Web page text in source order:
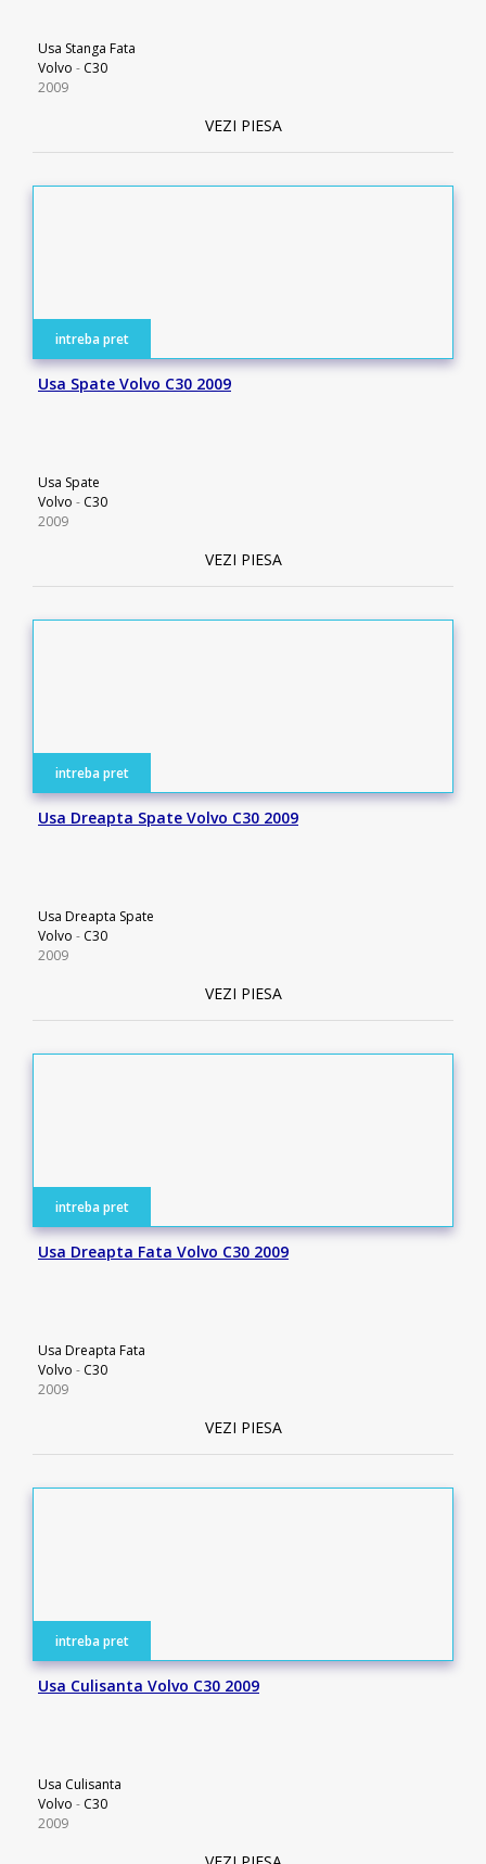
Usa Stanga Fata
Volvo - C30
2009
VEZI PIESA
intreba pret
Usa Spate Volvo C30 2009
Usa Spate
Volvo - C30
2009
VEZI PIESA
intreba pret
Usa Dreapta Spate Volvo C30 2009
Usa Dreapta Spate
Volvo - C30
2009
VEZI PIESA
intreba pret
Usa Dreapta Fata Volvo C30 2009
Usa Dreapta Fata
Volvo - C30
2009
VEZI PIESA
intreba pret
Usa Culisanta Volvo C30 2009
Usa Culisanta
Volvo - C30
2009